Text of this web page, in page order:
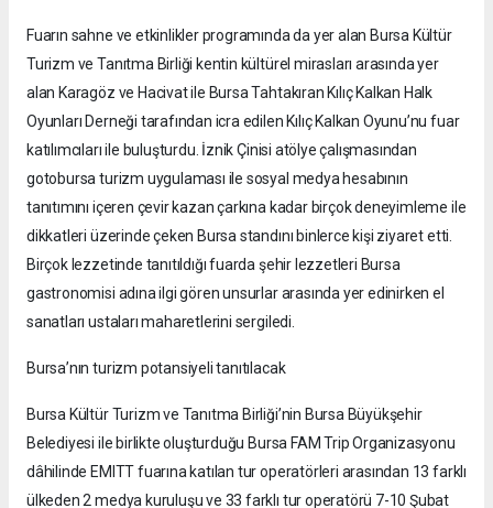
Fuarın sahne ve etkinlikler programında da yer alan Bursa Kültür
Turizm ve Tanıtma Birliği kentin kültürel mirasları arasında yer
alan Karagöz ve Hacivat ile Bursa Tahtakıran Kılıç Kalkan Halk
Oyunları Derneği tarafından icra edilen Kılıç Kalkan Oyunu’nu fuar
katılımcıları ile buluşturdu. İznik Çinisi atölye çalışmasından
gotobursa turizm uygulaması ile sosyal medya hesabının
tanıtımını içeren çevir kazan çarkına kadar birçok deneyimleme ile
dikkatleri üzerinde çeken Bursa standını binlerce kişi ziyaret etti.
Birçok lezzetinde tanıtıldığı fuarda şehir lezzetleri Bursa
gastronomisi adına ilgi gören unsurlar arasında yer edinirken el
sanatları ustaları maharetlerini sergiledi.
Bursa’nın turizm potansiyeli tanıtılacak
Bursa Kültür Turizm ve Tanıtma Birliği’nin Bursa Büyükşehir
Belediyesi ile birlikte oluşturduğu Bursa FAM Trip Organizasyonu
dâhilinde EMITT fuarına katılan tur operatörleri arasından 13 farklı
ülkeden 2 medya kuruluşu ve 33 farklı tur operatörü 7-10 Şubat